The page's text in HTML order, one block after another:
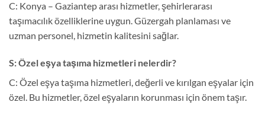
C: Konya – Gaziantep arası hizmetler, şehirlerarası
taşımacılık özelliklerine uygun. Güzergah planlaması ve
uzman personel, hizmetin kalitesini sağlar.
S: Özel eşya taşıma hizmetleri nelerdir?
C: Özel eşya taşıma hizmetleri, değerli ve kırılgan eşyalar için
özel. Bu hizmetler, özel eşyaların korunması için önem taşır.